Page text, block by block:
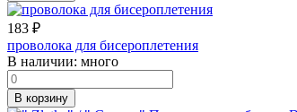
183 ₽
проволока для бисероплетения
В наличии: много
В корзину